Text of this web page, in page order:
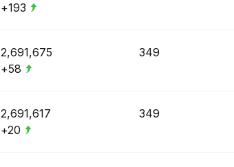
+193
2,691,675
+58
349
2,691,617
+20
349